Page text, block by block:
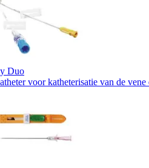
Duo
voor katheterisatie van de